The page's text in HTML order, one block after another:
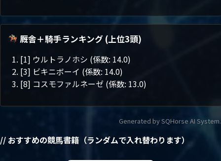
厩舎＋騎手ランキング (上位3頭)
[1] ウルトラノホシ (係数: 14.0)
[3] ビキニボーイ (係数: 14.0)
[8] コスモファルネーゼ (係数: 13.0)
Generated by SQHorse AI System.
// おすすめの競馬書籍（ランダムで入れ替わります）